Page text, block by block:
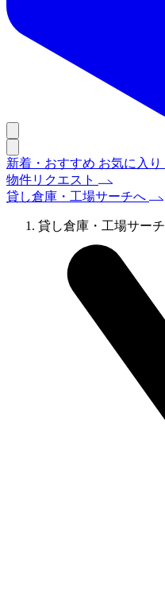
新着・おすすめ お気に入り
物件リクエスト
貸し倉庫・工場サーチへ
貸し倉庫・工場サーチ